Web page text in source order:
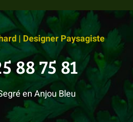
| Designer Paysagiste
88 75 81
en Anjou Bleu